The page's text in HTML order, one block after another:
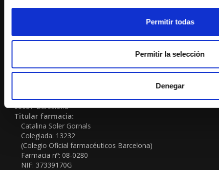
Permitir todas
Permitir la selección
Denegar
08037-Barcelona
Titular farmacia:
Catalina Soler Gornals
Colegiada: 13232
(Colegio Oficial farmacéuticos Barcelona)
Farmacia nº: 08-0280
NIF: 37339170G